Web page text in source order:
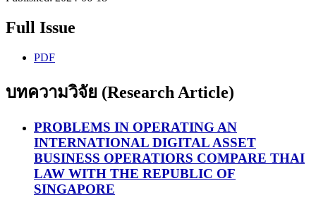
Full Issue
PDF
บทความวิจัย (Research Article)
PROBLEMS IN OPERATING AN
INTERNATIONAL DIGITAL ASSET
BUSINESS OPERATIORS COMPARE THAI
LAW WITH THE REPUBLIC OF
SINGAPORE